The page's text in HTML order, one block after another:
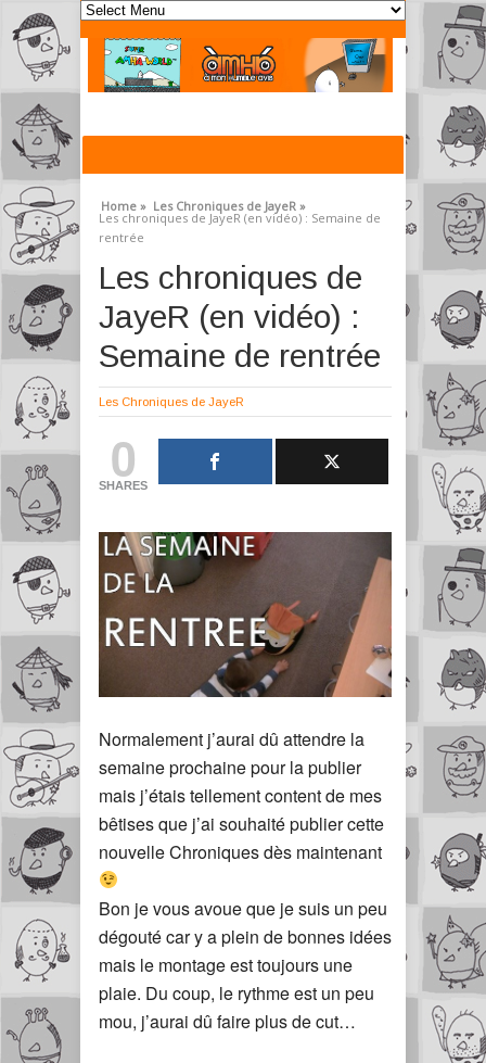
Home » Les Chroniques de JayeR »
Les chroniques de JayeR (en vidéo) : Semaine de
rentrée
Les chroniques de
JayeR (en vidéo) :
Semaine de rentrée
Les Chroniques de JayeR
0
SHARES
Normalement j’aurai dû attendre la
semaine prochaine pour la publier
mais j’étais tellement content de mes
bêtises que j’ai souhaité publier cette
nouvelle Chroniques dès maintenant
Bon je vous avoue que je suis un peu
dégouté car y a plein de bonnes idées
mais le montage est toujours une
plaie. Du coup, le rythme est un peu
mou, j’aurai dû faire plus de cut…